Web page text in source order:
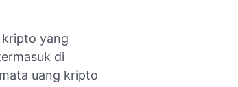
yang
di
uang kripto